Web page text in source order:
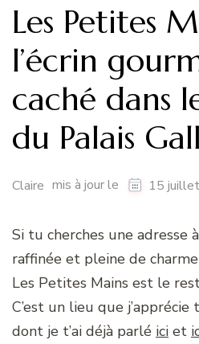
Les Petites
l’écrin
caché dans
du Palais
Claire mis à jour le 15
Si tu cherches une adresse
raffinée et pleine de
Les Petites Mains est le
C’est un lieu que
dont je t’ai déjà parlé ici et